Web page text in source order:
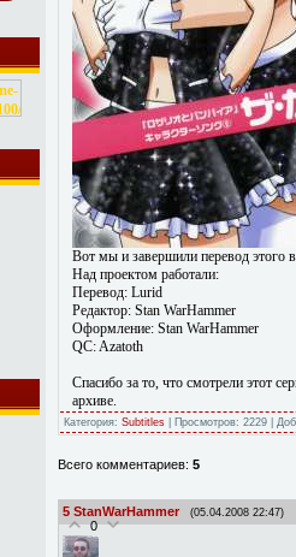
Вот мы и завершили перевод этого
Над проектом работали:
Перевод: Lurid
Редактор: Stan WarHammer
Оформление: Stan WarHammer
QC: Azatoth
Спасибо за то, что смотрели этот
архиве.
Категория: Subtitles | Просмотров: 2229 |
Всего комментариев: 5
5 StanWarHammer (05.04.2008 22:47)
0